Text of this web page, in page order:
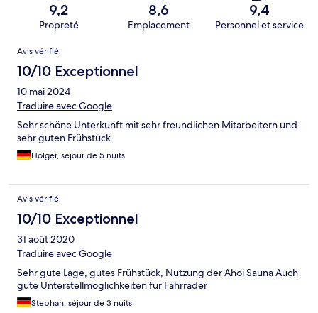
9,2
Propreté
8,6
Emplacement
9,4
Personnel et service
Avis
Avis vérifié
10/10 Exceptionnel
10 mai 2024
Traduire avec Google
Sehr schöne Unterkunft mit sehr freundlichen Mitarbeitern und
sehr guten Frühstück.
Holger, séjour de 5 nuits
Avis vérifié
10/10 Exceptionnel
31 août 2020
Traduire avec Google
Sehr gute Lage, gutes Frühstück, Nutzung der Ahoi Sauna Auch
gute Unterstellmöglichkeiten für Fahrräder
Stephan, séjour de 3 nuits